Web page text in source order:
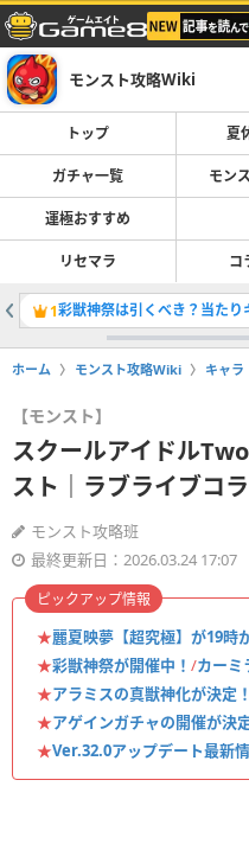
モンスト攻略Wiki
トップ 夏
ガチャ一覧 モン
運極おすすめ
リセマラ コ
1彩獣神祭は引くべき？当たり
ホーム モンスト攻略Wiki キャラ
【モンスト】
スクールアイドル
スト｜ラブライブコ
モンスト攻略班
最終更新日：2026.03.24 17:07
★麗夏映夢【超究極】が19時
★彩獣神祭が開催中！ /カーミ
★アラミスの真獣神化が決定！
★アゲインガチャの開催が決
★Ver.32.0アップデート最新情
ピックアップ情報